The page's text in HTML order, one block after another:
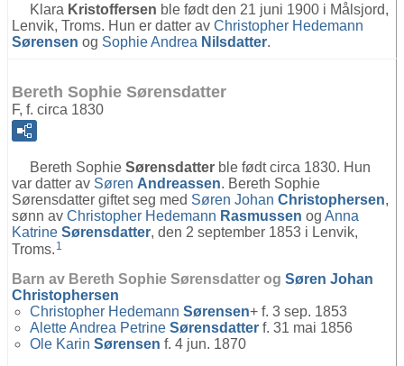
Klara Kristoffersen ble født den 21 juni 1900 i Målsjord,
Lenvik, Troms. Hun er datter av Christopher Hedemann
Sørensen og Sophie Andrea Nilsdatter.
Bereth Sophie Sørensdatter
F, f. circa 1830
Bereth Sophie Sørensdatter ble født circa 1830. Hun
var datter av Søren Andreassen. Bereth Sophie
Sørensdatter giftet seg med Søren Johan Christophersen,
sønn av Christopher Hedemann Rasmussen og Anna
Katrine Sørensdatter, den 2 september 1853 i Lenvik,
Troms. 1
Barn av Bereth Sophie Sørensdatter og Søren Johan
Christophersen
Christopher Hedemann Sørensen+ f. 3 sep. 1853
Alette Andrea Petrine Sørensdatter f. 31 mai 1856
Ole Karin Sørensen f. 4 jun. 1870